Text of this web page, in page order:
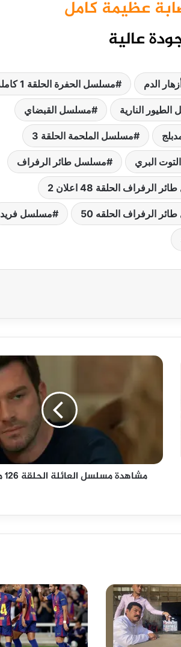
عظيمة كامل
عالية
الدم مسلسل الحفرة الحلقة 1 كاملة و
النارية مسلسل القبضاي
مسلسل الملحمة الحلقة 3
البري مسلسل طائر الرفراف
الرفراف الحلقة 48 اعلان 2
الرفراف الحلقه 50 مسلسل فريد
مشاهدة
مشاهدة مسلسل العائلة الحلقة 126 مترجمة